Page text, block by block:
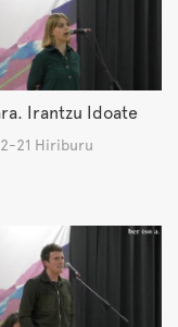
Irantzu Idoate
21 Hiriburu